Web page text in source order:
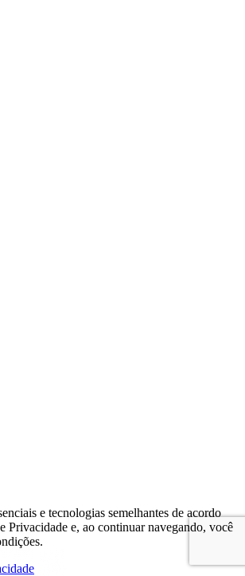
e tecnologias semelhantes de acordo
Privacidade e, ao continuar navegando, você